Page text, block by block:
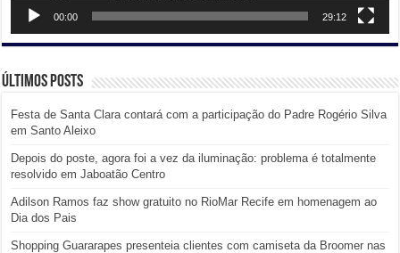
00:00 29:12
Últimos posts
Festa de Santa Clara contará com a participação do Padre Rogério Silva
em Santo Aleixo
Depois do poste, agora foi a vez da iluminação: problema é totalmente
resolvido em Jaboatão Centro
Adilson Ramos faz show gratuito no RioMar Recife em homenagem ao
Dia dos Pais
Shopping Guararapes presenteia clientes com camiseta da Broomer nas